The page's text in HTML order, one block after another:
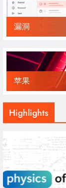
漏洞
苹果
Highlights